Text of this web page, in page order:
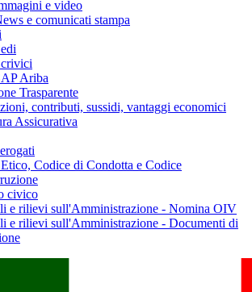
e video
e comunicati stampa
Ariba
Trasparente
contributi, sussidi, vantaggi economici
Assicurativa
Codice di Condotta e Codice
civico
e rilievi sull'Amministrazione - Nomina OIV
e rilievi sull'Amministrazione - Documenti di